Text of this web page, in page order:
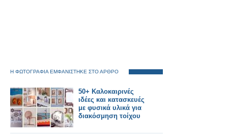
Η ΦΩΤΟΓΡΑΦΙΑ ΕΜΦΑΝΙΣΤΗΚΕ ΣΤΟ ΑΡΘΡΟ
50+ Καλοκαιρινές
ιδέες και κατασκευές
με φυσικά υλικά για
διακόσμηση τοίχου